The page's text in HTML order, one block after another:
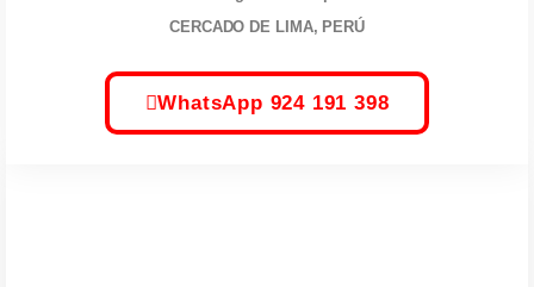
CERCADO DE LIMA, PERÚ
WhatsApp 924 191 398